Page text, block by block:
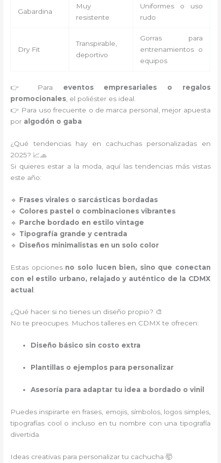
Gabardina
Muy
resistente
Uniformes o uso
rudo
Dry Fit
Transpirable,
deportivo
Gorras para
entrenamientos o
equipos
👉 Para eventos empresariales o regalos
promocionales , el poliéster es ideal.
👉 Para uso frecuente o de marca personal, mejor apuesta
por algodón o gaba
¿Qué tendencias hay en cachuchas personalizadas en
2025? 📈🧢
Si quieres estar a la moda, aquí las tendencias más vistas
este año:
🔹 Frases virales o sarcásticas bordadas
🔹 Colores pastel o combinaciones vibrantes
🔹 Parche bordado en estilo vintage
🔹 Tipografía grande y centrada
🔹 Diseños minimalistas en un solo color
Estas opciones no solo lucen bien, sino que conectan
con el estilo urbano, relajado y auténtico de la CDMX
actual
¿Qué hacer si no tienes un diseño propio? 🎨
No te preocupes. Muchos talleres en CDMX te ofrecen:
Diseño básico sin costo extra
Plantillas o ejemplos para personalizar
Asesoría para adaptar tu idea a bordado o vinil
Puedes inspirarte en frases, emojis, símbolos, logos simples,
tipografías cool o incluso en tu nombre con una tipografía
divertida.
Ideas creativas para personalizar tu cachucha 🤯